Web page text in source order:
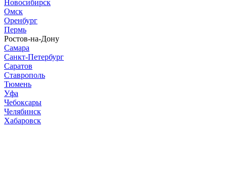
Новосибирск
Омск
Оренбург
Пермь
Ростов-на-Дону
Самара
Санкт-Петербург
Саратов
Ставрополь
Тюмень
Уфа
Чебоксары
Челябинск
Хабаровск